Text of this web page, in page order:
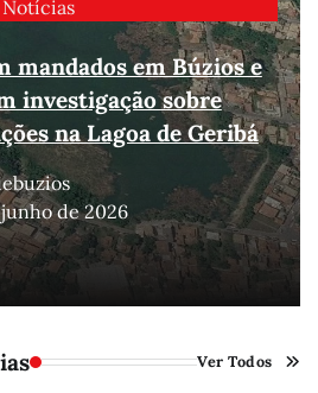
mandados em Búzios e
investigação sobre
na Lagoa de Geribá
de 2026
Ver Todos